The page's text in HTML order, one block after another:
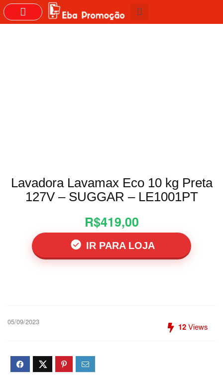
Lavadora Lavamax Eco 10 kg Preta
127V – SUGGAR – LE1001PT
R$419,00
IR PARA LOJA
05/09/2023 12Views